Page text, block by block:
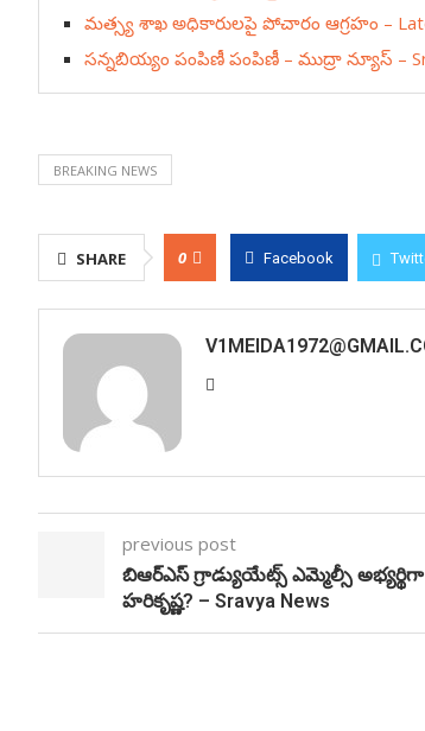
మత్స్య శాఖ అధికారులపై పోచారం ఆగ్రహం –
సన్నబియ్యం పంపిణీ పంపిణీ – ముద్రా న్యూస్ –
BREAKING NEWS
SHARE 0 Facebook
previous post
బిఆర్ఎస్ గ్రాడ్యుయేట్స్ ఎమ్మెల్సీ అభ్యర్థిగా
హరికృష్ణ? – Sravya News